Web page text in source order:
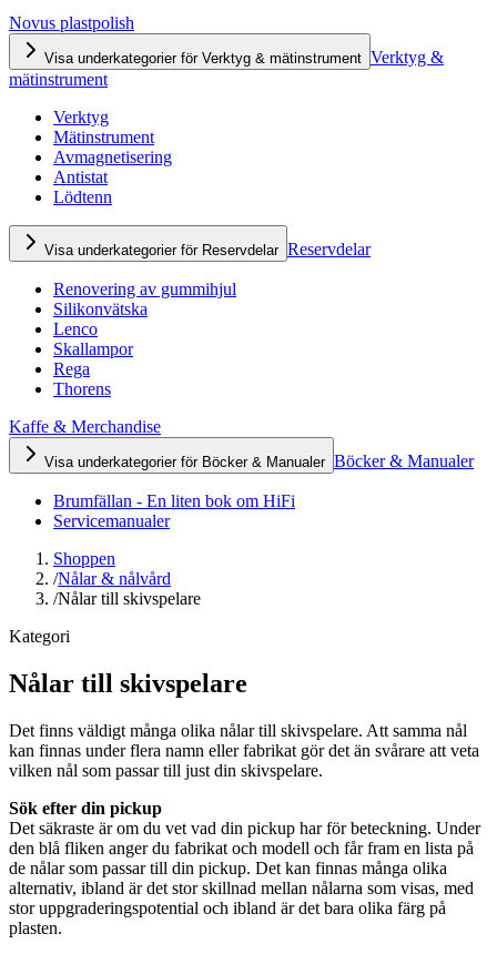
Novus plastpolish
Visa underkategorier för Verktyg & mätinstrument Verktyg &
mätinstrument
Verktyg
Mätinstrument
Avmagnetisering
Antistat
Lödtenn
Visa underkategorier för Reservdelar Reservdelar
Renovering av gummihjul
Silikonvätska
Lenco
Skallampor
Rega
Thorens
Kaffe & Merchandise
Visa underkategorier för Böcker & Manualer Böcker & Manualer
Brumfällan - En liten bok om HiFi
Servicemanualer
Shoppen
/Nålar & nålvård
/Nålar till skivspelare
Kategori
Nålar till skivspelare
Det finns väldigt många olika nålar till skivspelare. Att samma nål
kan finnas under flera namn eller fabrikat gör det än svårare att veta
vilken nål som passar till just din skivspelare.
Sök efter din pickup
Det säkraste är om du vet vad din pickup har för beteckning. Under
den blå fliken anger du fabrikat och modell och får fram en lista på
de nålar som passar till din pickup. Det kan finnas många olika
alternativ, ibland är det stor skillnad mellan nålarna som visas, med
stor uppgraderingspotential och ibland är det bara olika färg på
plasten.